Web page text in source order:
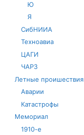
Ю
Я
СибНИИА
Техноавиа
ЦАГИ
ЧАРЗ
Летные проишествия
Аварии
Катастрофы
Мемориал
1910-е